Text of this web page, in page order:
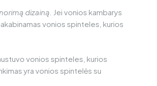
dizainą. Jei vonios kambarys
vonios spinteles, kurios
vonios spinteles, kurios
yra vonios spintelės su